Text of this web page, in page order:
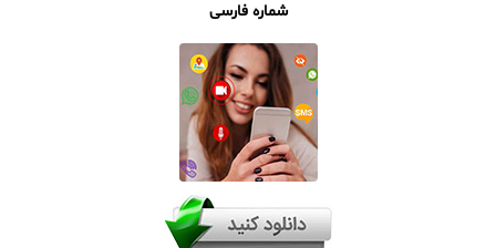
شماره فارسی